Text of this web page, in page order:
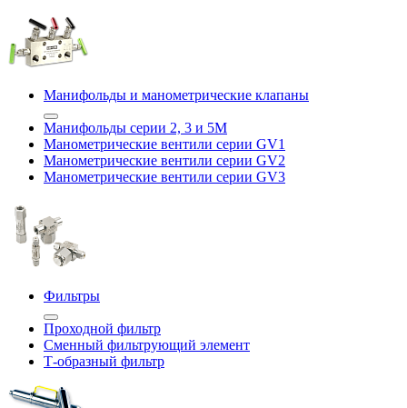
Манифольды и манометрические клапаны
Манифольды серии 2, 3 и 5М
Манометрические вентили серии GV1
Манометрические вентили серии GV2
Манометрические вентили серии GV3
Фильтры
Проходной фильтр
Сменный фильтрующий элемент
Т-образный фильтр